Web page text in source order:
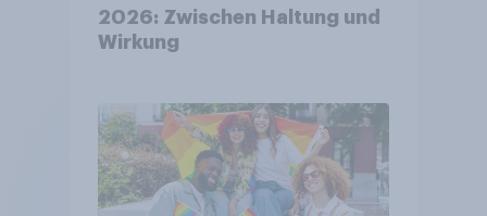
2026: Zwischen Haltung und
Wirkung